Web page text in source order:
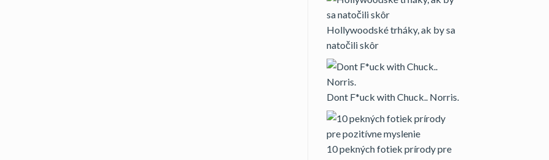
Hollywoodské trháky, ak by sa
natočili skôr
Dont F*uck with Chuck.. Norris.
10 pekných fotiek prírody pre